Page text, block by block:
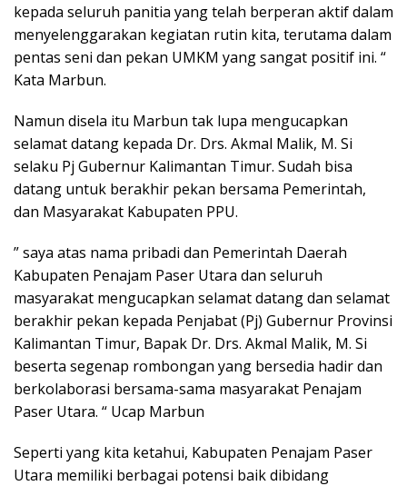
kepada seluruh panitia yang telah berperan aktif dalam
menyelenggarakan kegiatan rutin kita, terutama dalam
pentas seni dan pekan UMKM yang sangat positif ini. “
Kata Marbun.
Namun disela itu Marbun tak lupa mengucapkan
selamat datang kepada Dr. Drs. Akmal Malik, M. Si
selaku Pj Gubernur Kalimantan Timur. Sudah bisa
datang untuk berakhir pekan bersama Pemerintah,
dan Masyarakat Kabupaten PPU.
” saya atas nama pribadi dan Pemerintah Daerah
Kabupaten Penajam Paser Utara dan seluruh
masyarakat mengucapkan selamat datang dan selamat
berakhir pekan kepada Penjabat (Pj) Gubernur Provinsi
Kalimantan Timur, Bapak Dr. Drs. Akmal Malik, M. Si
beserta segenap rombongan yang bersedia hadir dan
berkolaborasi bersama-sama masyarakat Penajam
Paser Utara. “ Ucap Marbun
Seperti yang kita ketahui, Kabupaten Penajam Paser
Utara memiliki berbagai potensi baik dibidang